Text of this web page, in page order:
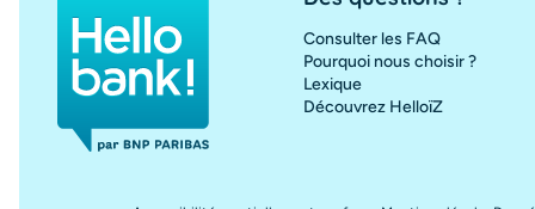
Consulter les FAQ
Pourquoi nous choisir ?
Lexique
Découvrez HelloïZ